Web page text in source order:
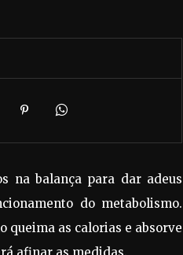
na balança para dar adeus
do metabolismo.
queima as calorias e absorve